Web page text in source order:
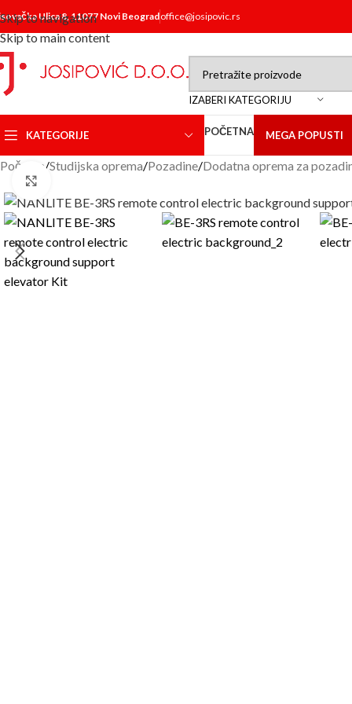
Skip to navigation
Skip to main content
Ulica 8, 11077 Novi Beogradoffice@josipovic.rs
IZABERI KATEGORIJU
KATEGORIJE POČETNA MEGA POPUSTI
Početna/Studijska oprema/Pozadine/Dodatna oprema za